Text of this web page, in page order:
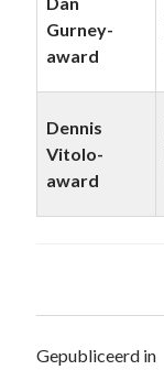
Gurney-
award
Dennis
Vitolo-
award
Gepubliceerd in